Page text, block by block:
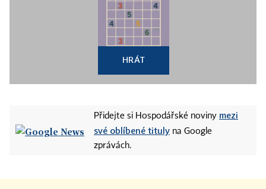
HRÁT
Přidejte si Hospodářské noviny mezi
své oblíbené tituly na Google
zprávách.